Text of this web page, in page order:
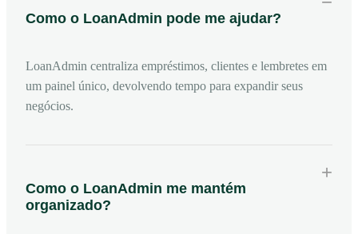
Como o LoanAdmin pode me ajudar?
LoanAdmin centraliza empréstimos, clientes e lembretes em
um painel único, devolvendo tempo para expandir seus
negócios.
Como o LoanAdmin me mantém
organizado?
+